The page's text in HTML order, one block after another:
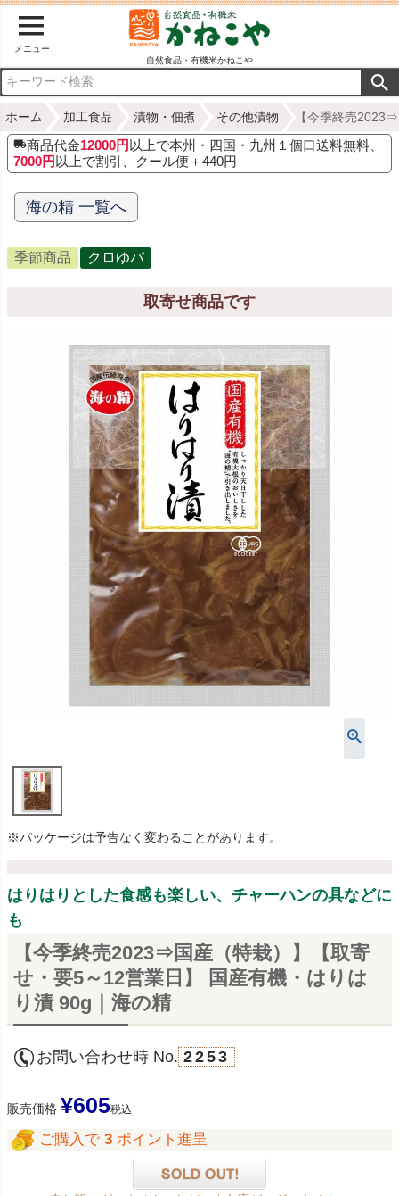
メニュー
自然食品・有機米かねこや
ホーム 加工食品 漬物・佃煮 その他漬物 【今季終売
商品代金12000円 以上で本州・四国・九州１個口送料無料、
7000円 以上で割引、クール便＋440円
海の精 一覧へ
季節商品 クロゆパ
取寄せ商品です
※パッケージは予告なく変わることがあります。
はりはりとした食感も楽しい、チャーハンの具などに
も
【今季終売2023⇒国産（特栽）】【取寄
せ・要5～12営業日】 国産有機・はりは
り漬 90g｜海の精
お問い合わせ時 No. 2253
販売価格 ¥605税込
ご購入で 3 ポイント進呈